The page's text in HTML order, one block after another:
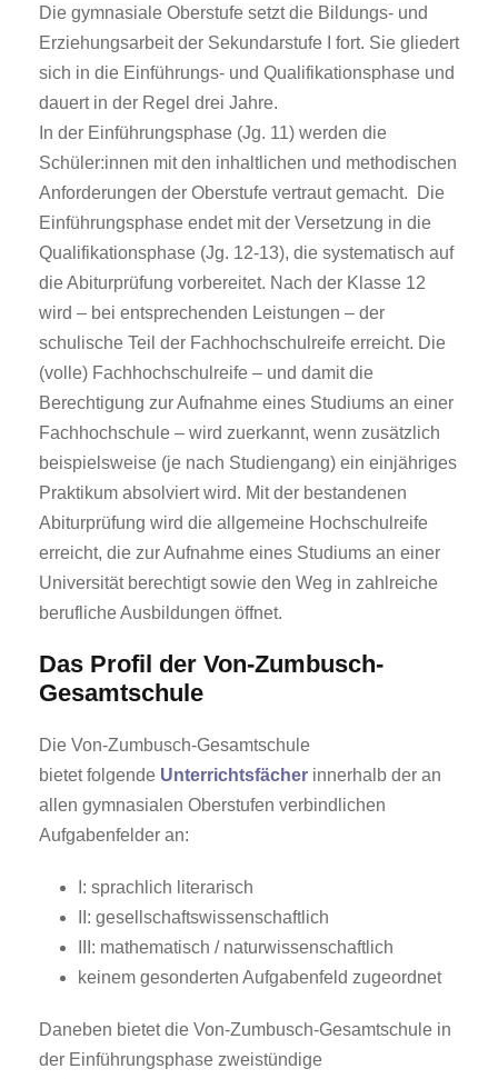
Die gymnasiale Oberstufe setzt die Bildungs- und
Erziehungsarbeit der Sekundarstufe I fort. Sie gliedert
sich in die Einführungs- und Qualifikationsphase und
dauert in der Regel drei Jahre.
In der Einführungsphase (Jg. 11) werden die
Schüler:innen mit den inhaltlichen und methodischen
Anforderungen der Oberstufe vertraut gemacht. Die
Einführungsphase endet mit der Versetzung in die
Qualifikationsphase (Jg. 12-13), die systematisch auf
die Abiturprüfung vorbereitet. Nach der Klasse 12
wird – bei entsprechenden Leistungen – der
schulische Teil der Fachhochschulreife erreicht. Die
(volle) Fachhochschulreife – und damit die
Berechtigung zur Aufnahme eines Studiums an einer
Fachhochschule – wird zuerkannt, wenn zusätzlich
beispielsweise (je nach Studiengang) ein einjähriges
Praktikum absolviert wird. Mit der bestandenen
Abiturprüfung wird die allgemeine Hochschulreife
erreicht, die zur Aufnahme eines Studiums an einer
Universität berechtigt sowie den Weg in zahlreiche
berufliche Ausbildungen öffnet.
Das Profil der Von-Zumbusch-
Gesamtschule
Die Von-Zumbusch-Gesamtschule
bietet folgende Unterrichtsfächer innerhalb der an
allen gymnasialen Oberstufen verbindlichen
Aufgabenfelder an:
I: sprachlich literarisch
II: gesellschaftswissenschaftlich
III: mathematisch / naturwissenschaftlich
keinem gesonderten Aufgabenfeld zugeordnet
Daneben bietet die Von-Zumbusch-Gesamtschule in
der Einführungsphase zweistündige